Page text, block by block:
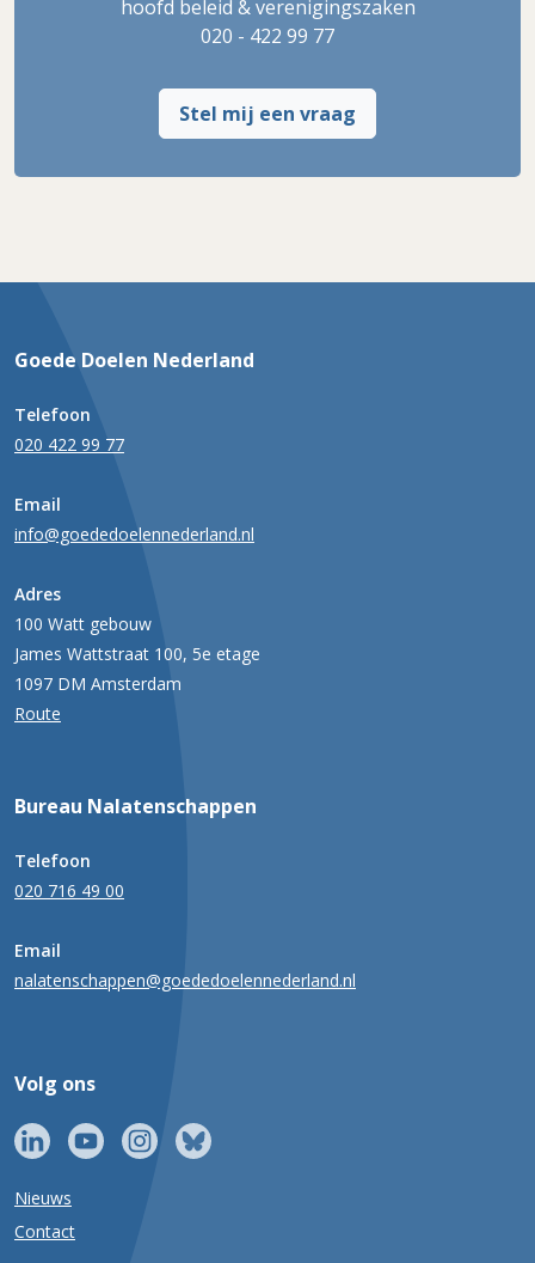
hoofd beleid & verenigingszaken
020 - 422 99 77
Stel mij een vraag
Goede Doelen Nederland
Telefoon
020 422 99 77
Email
info@goededoelennederland.nl
Adres
100 Watt gebouw
James Wattstraat 100, 5e etage
1097 DM Amsterdam
Route
Bureau Nalatenschappen
Telefoon
020 716 49 00
Email
nalatenschappen@goededoelennederland.nl
Volg ons
Nieuws
Contact